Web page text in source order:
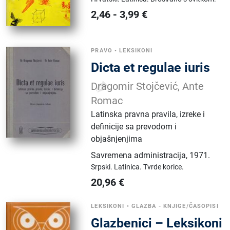
2,46 -3,99 €
PRAVO • LEKSIKONI
Dicta et regulae iuris
Dragomir Stojčević, Ante
Romac
Latinska pravna pravila, izreke i
definicije sa prevodom i
objašnjenjima
Savremena administracija, 1971.
Srpski. Latinica.Tvrde korice.
20,96 €
LEKSIKONI • GLAZBA - KNJIGE/ČASOPISI
Glazbenici – Leksikoni